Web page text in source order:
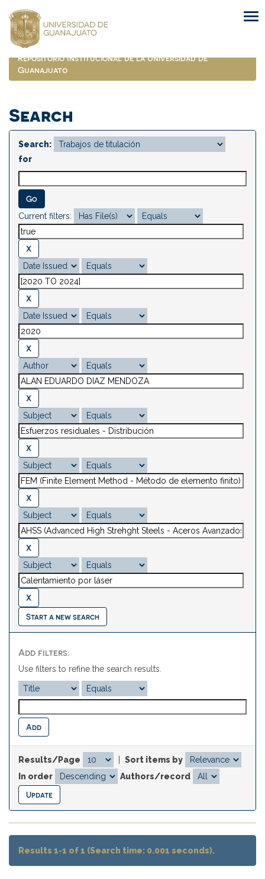
navigation
Repositorio Institucional de la Universidad de
Guanajuato
Search
Search:
for
Current filters:
Start a new search
Add filters:
Use filters to refine the search results.
Results/Page
Sort items by
In order
Authors/record
Results 1-1 of 1 (Search time: 0.001 seconds).